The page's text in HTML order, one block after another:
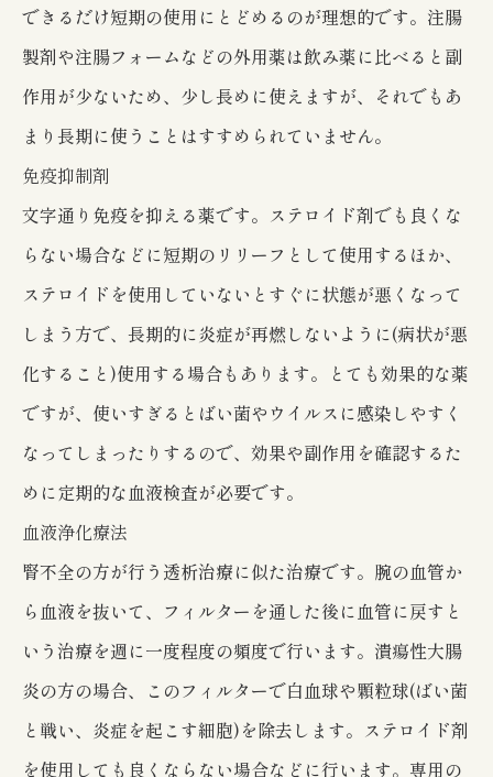
できるだけ短期の使用にとどめるのが理想的です。注腸
製剤や注腸フォームなどの外用薬は飲み薬に比べると副
作用が少ないため、少し長めに使えますが、それでもあ
まり長期に使うことはすすめられていません。
免疫抑制剤
文字通り免疫を抑える薬です。ステロイド剤でも良くな
らない場合などに短期のリリーフとして使用するほか、
ステロイドを使用していないとすぐに状態が悪くなって
しまう方で、長期的に炎症が再燃しないように(病状が悪
化すること)使用する場合もあります。とても効果的な薬
ですが、使いすぎるとばい菌やウイルスに感染しやすく
なってしまったりするので、効果や副作用を確認するた
めに定期的な血液検査が必要です。
血液浄化療法
腎不全の方が行う透析治療に似た治療です。腕の血管か
ら血液を抜いて、フィルターを通した後に血管に戻すと
いう治療を週に一度程度の頻度で行います。潰瘍性大腸
炎の方の場合、このフィルターで白血球や顆粒球(ばい菌
と戦い、炎症を起こす細胞)を除去します。ステロイド剤
を使用しても良くならない場合などに行います。専用の